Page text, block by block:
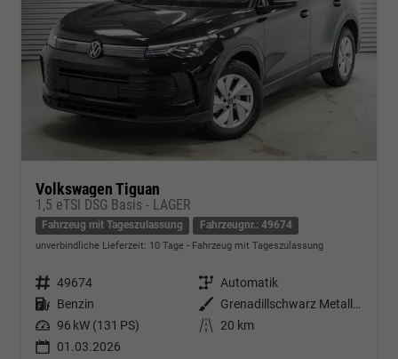
Volkswagen Tiguan
1,5 eTSI DSG Basis - LAGER
Fahrzeug mit Tageszulassung Fahrzeugnr.: 49674
unverbindliche Lieferzeit: 10 Tage Fahrzeug mit Tageszulassung
Fahrzeugnr. 49674 Getriebe Automatik
Kraftstoff Benzin Außenfarbe
Grenadillschwarz Metallic (0E)
Leistung 96 kW (131 PS) Kilometerstand
20 km
01.03.2026